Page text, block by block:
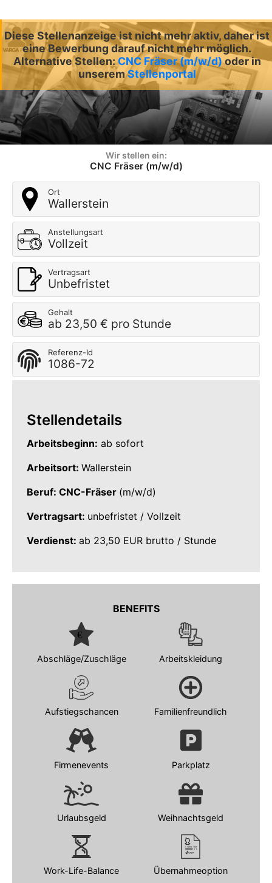
Diese Stellenanzeige ist nicht mehr aktiv, daher ist
eine Bewerbung darauf nicht mehr möglich.
Alternative Stellen:CNC Fräser (m/w/d)oder in
unseremStellenportal
Wir stellen ein:
CNC Fräser (m/w/d)
Ort
Wallerstein
Anstellungsart
Vollzeit
Vertragsart
Unbefristet
Gehalt
ab 23,50 € pro Stunde
Referenz-Id
1086-72
Stellendetails
Arbeitsbeginn: ab sofort
Arbeitsort: Wallerstein
Beruf: CNC-Fräser (m/w/d)
Vertragsart: unbefristet / Vollzeit
Verdienst: ab 23,50 EUR brutto / Stunde
BENEFITS
Abschläge/Zuschläge Arbeitskleidung
Aufstiegschancen Familienfreundlich
Firmenevents Parkplatz
Urlaubsgeld Weihnachtsgeld
Work-Life-Balance Übernahmeoption